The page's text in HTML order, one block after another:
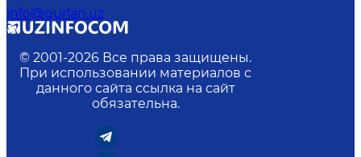
info@gurlan.uz
© 2001-2026 Все права защищены.
При использовании материалов с
данного сайта ссылка на сайт
обязательна.